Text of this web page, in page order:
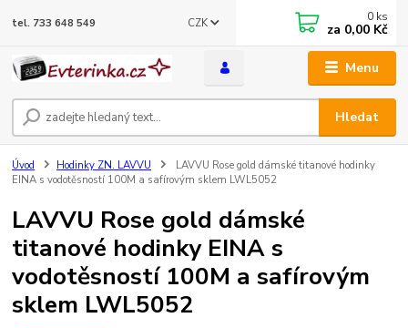
Menu
CZK
Hledat
tel. 733 648 549 0 ks
za 0,00 Kč
Úvod Hodinky ZN. LAVVU
LAVVU Rose gold dámské titanové hodinky
EINA s vodotěsností 100M a safírovým sklem LWL5052
LAVVU Rose gold dámské
titanové hodinky EINA s
vodotěsností 100M a safírovým
sklem LWL5052